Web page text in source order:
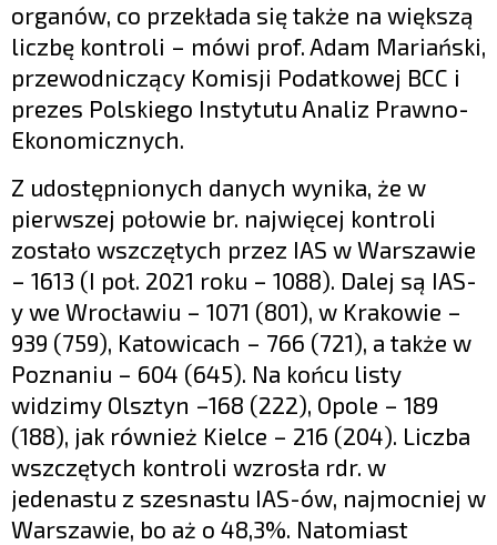
organów, co przekłada się także na większą
liczbę kontroli – mówi prof. Adam Mariański,
przewodniczący Komisji Podatkowej BCC i
prezes Polskiego Instytutu Analiz Prawno-
Ekonomicznych.
Z udostępnionych danych wynika, że w
pierwszej połowie br. najwięcej kontroli
zostało wszczętych przez IAS w Warszawie
– 1613 (I poł. 2021 roku – 1088). Dalej są IAS-
y we Wrocławiu – 1071 (801), w Krakowie –
939 (759), Katowicach – 766 (721), a także w
Poznaniu – 604 (645). Na końcu listy
widzimy Olsztyn –168 (222), Opole – 189
(188), jak również Kielce – 216 (204). Liczba
wszczętych kontroli wzrosła rdr. w
jedenastu z szesnastu IAS-ów, najmocniej w
Warszawie, bo aż o 48,3%. Natomiast